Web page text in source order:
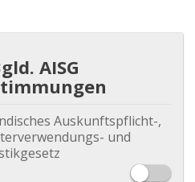
AISG
Auskunftspflicht-,
und